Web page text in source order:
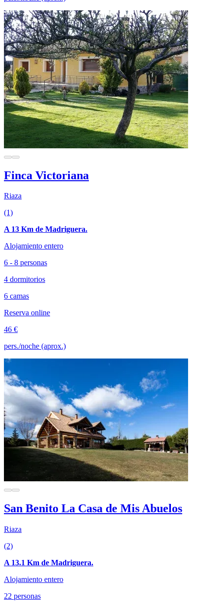
Finca Victoriana
Riaza
(1)
A 13 Km de Madriguera.
Alojamiento entero
6 - 8 personas
4 dormitorios
6 camas
Reserva online
46 €
pers./noche (aprox.)
San Benito La Casa de Mis Abuelos
Riaza
(2)
A 13.1 Km de Madriguera.
Alojamiento entero
22 personas